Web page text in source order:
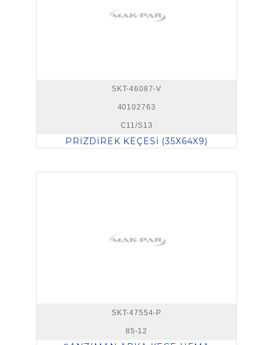
SKT-46087-V
40102763
C11/S13
PRİZDİREK KEÇESİ (35X64X9)
SKT-47554-P
85-12